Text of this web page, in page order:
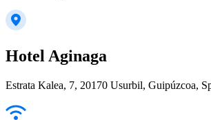
Hotel Aginaga
Estrata Kalea, 7, 20170 Usurbil, Guipúzcoa,